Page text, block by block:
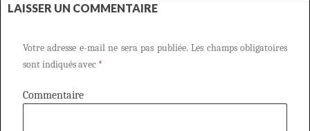
LAISSER UN COMMENTAIRE
Votre adresse e-mail ne sera pas publiée. Les champs obligatoires
sont indiqués avec *
Commentaire